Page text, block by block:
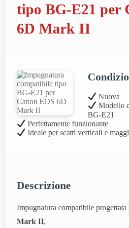
tipo BG‑E21 per
6D Mark II
Nuova
Modello
BG‑E21
Perfettamente funzionante
Ideale per scatti verticali e
Descrizione
Impugnatura compatibile progettata
Mark II,